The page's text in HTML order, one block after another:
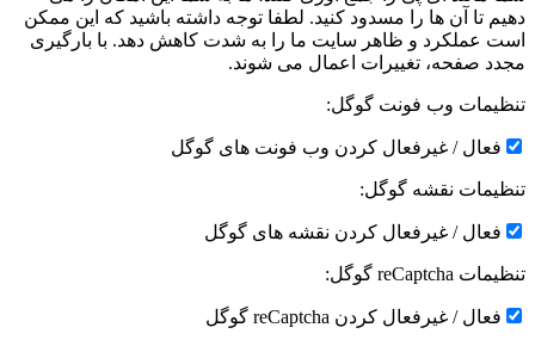
دهیم تا آن ها را مسدود کنید. لطفا توجه داشته باشید که این ممکن
است عملکرد و ظاهر سایت ما را به شدت کاهش دهد. با بارگیری
مجدد صفحه، تغییرات اعمال می شوند.
تنظیمات وب فونت گوگل:
فعال / غیرفعال کردن وب فونت های گوگل
تنظیمات نقشه گوگل:
فعال / غیرفعال کردن نقشه های گوگل
تنظیمات reCaptcha گوگل:
فعال / غیرفعال کردن reCaptcha گوگل